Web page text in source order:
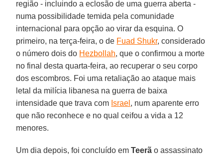
região - incluindo a eclosão de uma guerra aberta -
numa possibilidade temida pela comunidade
internacional para opção ao virar da esquina. O
primeiro, na terça-feira, o de Fuad Shukr, considerado
o número dois do Hezbollah, que o confirmou a morte
no final desta quarta-feira, ao recuperar o seu corpo
dos escombros. Foi uma retaliação ao ataque mais
letal da milícia libanesa na guerra de baixa
intensidade que trava com Israel , num aparente erro
que não reconhece e no qual ceifou a vida a 12
menores.
Um dia depois, foi concluído emTeerã o assassinato